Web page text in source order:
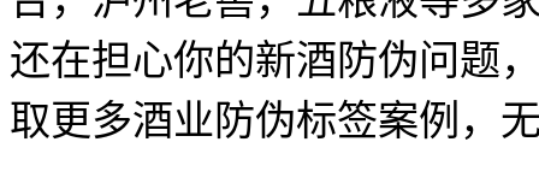
还在担心你的新酒防伪问题
取更多酒业防伪标签案例，